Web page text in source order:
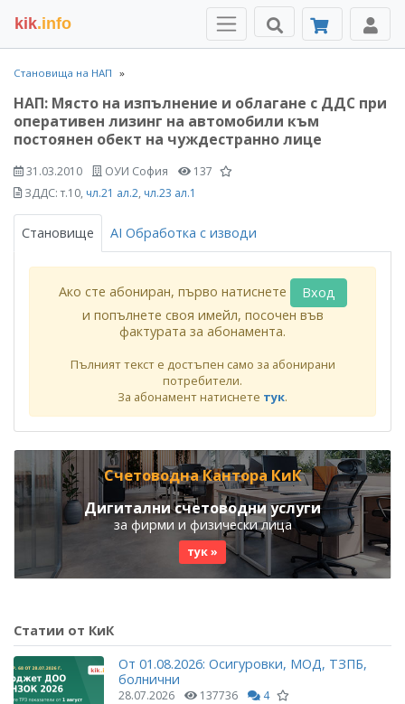
kik.info
Становища на НАП
НАП: Място на изпълнение и облагане с ДДС при
оперативен лизинг на автомобили към
постоянен обект на чуждестранно лице
31.03.2010 ОУИ София
137
ЗДДС: т.10, чл.21 ал.2, чл.23 ал.1
Становище AI Обработка с изводи
Ако сте абониран, първо натиснете
Вход
и попълнете своя имейл, посочен във
фактурата за абонамента.
Пълният текст е достъпен само за абонирани
потребители.
За абонамент натиснете тук.
Счетоводна Кантора КиК
Дигитални счетоводни услуги
за фирми и физически лица
тук »
Статии от КиК
От 01.08.2026: Осигуровки, МОД, ТЗПБ,
болнични
28.07.2026 137736 4